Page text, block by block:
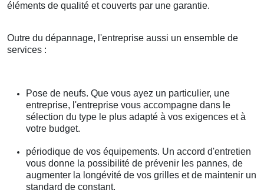
éléments de qualité et couverts par une garantie.
Outre du dépannage, l'entreprise aussi un ensemble de
services :
Pose de neufs. Que vous ayez un particulier, une
entreprise, l'entreprise vous accompagne dans le
sélection du type le plus adapté à vos exigences et à
votre budget.
périodique de vos équipements. Un accord d'entretien
vous donne la possibilité de prévenir les pannes, de
augmenter la longévité de vos grilles et de maintenir un
standard de constant.